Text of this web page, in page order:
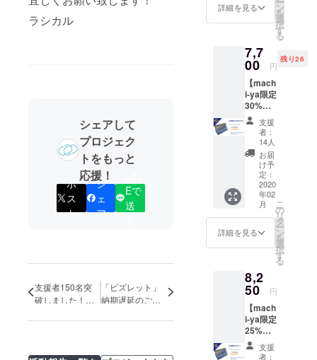
ラシカル
シェアして
プロジェク
トをもっと
応援！
ポ
ス
ト
シ
ェ
ア
Eで
送
支援者150名突
破しました！残
「ビズレット」
納期遅延のご報
した。 2015
売却しまし
た。今では
オートバッ
クス等多数
の大手カー
用品店で販
売されてい
ます。 昨年
の2017年か
らは中国に
移住しまし
て、現在は
ワクワクす
製品開発を
行い、それ
らの販売を
行っていま
す。
す。 ・
様は一
部変更
になる
可能性
があり
ます。
※送料無
料(国内
のみ) 下
記のよ
うなご
支援者
様都合
の場
合、追
加の配
送料は
お送り
いたし
予めご
了承く
ださ
い。 ・
支援者
詳細を見る ン
を
選
択
す
る
7,7
00 円
残り26
【mach
i-ya限定
30%OF
F】定価
11,000
円(税込)
から
30%OF
F(3,300
円引
き）の
7,700円
にてお
届け致
しま
す。 ・
レット
×2 ※仕
様は一
部変更
になる
可能性
があり
ます。
支援
者：
14人
お届
け予
定：
2020
年02
月
詳細を見る
こ
の
リ
タ
ー
ン
を
選
択
す
る
8,2
50 円
【mach
i-ya限定
25%OF
F】定価
11,000
支援
者：